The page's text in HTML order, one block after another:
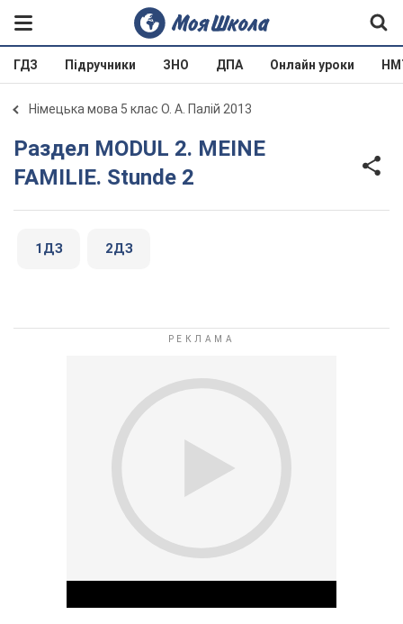
ГДЗ Підручники ЗНО ДПА Онлайн уроки
Німецька мова 5 клас О. А. Палій 2013
Раздел MODUL 2. MEINE
FAMILIE. Stunde 2
1ДЗ 2ДЗ